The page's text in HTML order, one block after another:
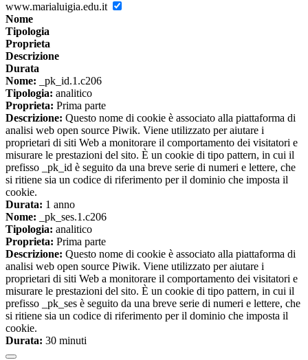
www.marialuigia.edu.it
Nome
Tipologia
Proprieta
Descrizione
Durata
Nome: _pk_id.1.c206
Tipologia: analitico
Proprieta: Prima parte
Descrizione: Questo nome di cookie è associato alla piattaforma di
analisi web open source Piwik. Viene utilizzato per aiutare i
proprietari di siti Web a monitorare il comportamento dei visitatori e
misurare le prestazioni del sito. È un cookie di tipo pattern, in cui il
prefisso _pk_id è seguito da una breve serie di numeri e lettere, che
si ritiene sia un codice di riferimento per il dominio che imposta il
cookie.
Durata: 1 anno
Nome: _pk_ses.1.c206
Tipologia: analitico
Proprieta: Prima parte
Descrizione: Questo nome di cookie è associato alla piattaforma di
analisi web open source Piwik. Viene utilizzato per aiutare i
proprietari di siti Web a monitorare il comportamento dei visitatori e
misurare le prestazioni del sito. È un cookie di tipo pattern, in cui il
prefisso _pk_ses è seguito da una breve serie di numeri e lettere, che
si ritiene sia un codice di riferimento per il dominio che imposta il
cookie.
Durata: 30 minuti